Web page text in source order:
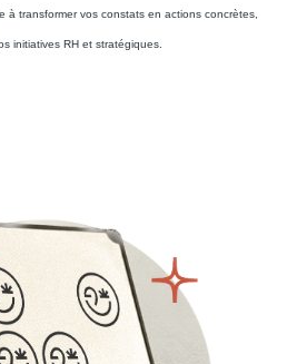
à transformer vos constats en actions concrètes,
initiatives RH et stratégiques.